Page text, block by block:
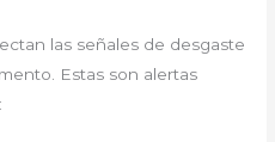
las señales de desgaste
Estas son alertas